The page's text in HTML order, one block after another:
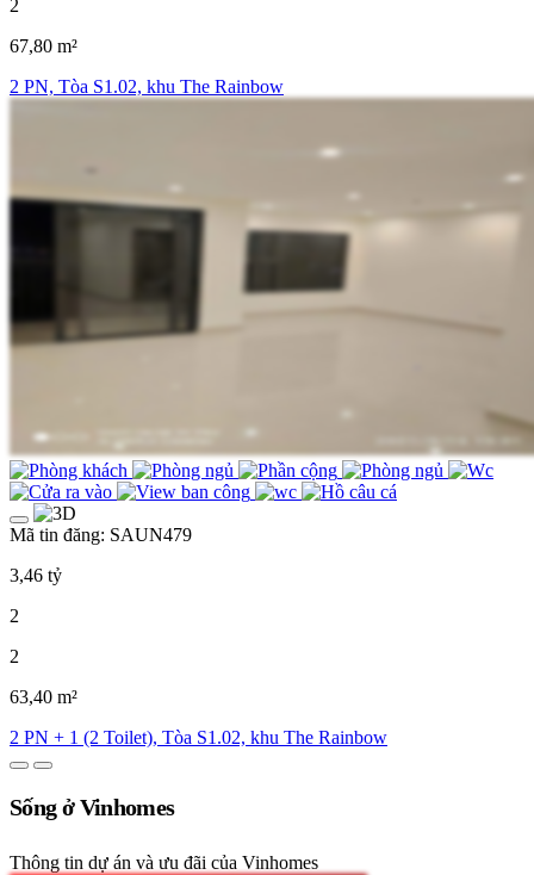
2
67,80 m²
2 PN, Tòa S1.02, khu The Rainbow
Mã tin đăng: SAUN479
3,46 tỷ
2
2
63,40 m²
2 PN + 1 (2 Toilet), Tòa S1.02, khu The Rainbow
Sống ở Vinhomes
Thông tin dự án và ưu đãi của Vinhomes